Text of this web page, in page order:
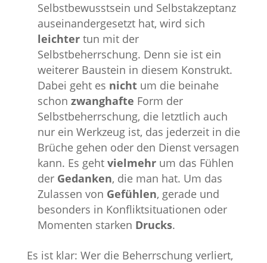
Selbstbewusstsein und Selbstakzeptanz
auseinandergesetzt hat, wird sich
leichtertun mit der
Selbstbeherrschung. Denn sie ist ein
weiterer Baustein in diesem Konstrukt.
Dabei geht es nichtum die beinahe
schon zwanghafte Form der
Selbstbeherrschung, die letztlich auch
nur ein Werkzeug ist, das jederzeit in die
Brüche gehen oder den Dienst versagen
kann. Es geht vielmehrum das Fühlen
der Gedanken, die man hat. Um das
Zulassen von Gefühlen, gerade und
besonders in Konfliktsituationen oder
Momenten starken Drucks.
Es ist klar: Wer die Beherrschung verliert,